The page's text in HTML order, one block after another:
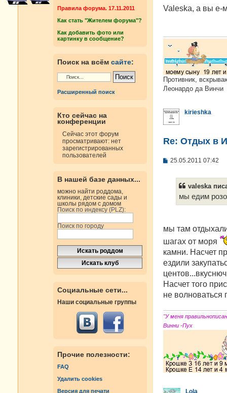
Правила форума. 17.11.2011
Как стать "Жителем форума"?
Как добавить фото или
картинку в сообщение?
Поиск на всём сайте:
Расширенный поиск
Кто сейчас на
конференции
Сейчас этот форум
просматривают: нет
зарегистрированных
пользователей
В нашей базе данных...
можно найти роддома,
клиники, детские сады и
школы рядом с домом
Поиск по индексу (PLZ):
Поиск по городу
Социальные сети...
Наши социальные группы
Прочие полезности:
FAQ
Удалить cookies
Версия для печати
о
н
е
Valeska, а вы е-
Противник,
Леонардо да Винчи
kirieshka
Re: Отдых в
С
25.05.2011 07:42
valeska
мы едим
мы там
шагах от моря
камни. Насчет
ездили
Насчет того
не волноваться
"У меня
Винни -Пух